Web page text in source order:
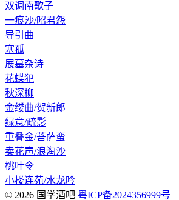
双调南歌子
一痕沙/昭君怨
导引曲
塞孤
展墓杂诗
花蝶犯
秋深柳
金缕曲/贺新郎
绿意/疏影
重叠金/菩萨蛮
卖花声/浪淘沙
桃叶令
小楼连苑/水龙吟
© 2026 国学酒吧 粤ICP备2024356999号